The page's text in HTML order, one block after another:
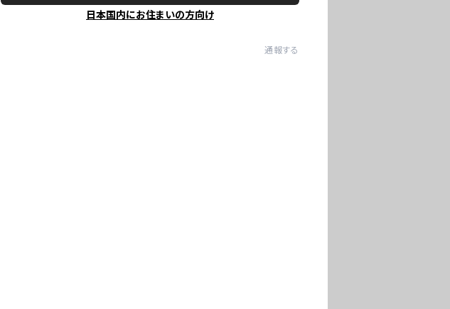
日本国内にお住まいの方向け
通報する